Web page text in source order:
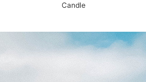
Candle